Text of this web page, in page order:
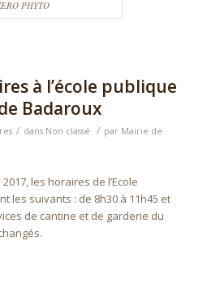
PHYTO
à l’école publique
de Badaroux
/ dans Non classé / par Mairie de
les horaires de l’Ecole
les suivants : de 8h30 à 11h45 et
de cantine et de garderie du